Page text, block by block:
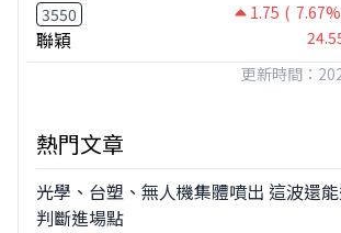
3550 1.75 (
聯穎
更新時間：
熱門文章
光學、台塑、無人機集體噴出 這波還
判斷進場點